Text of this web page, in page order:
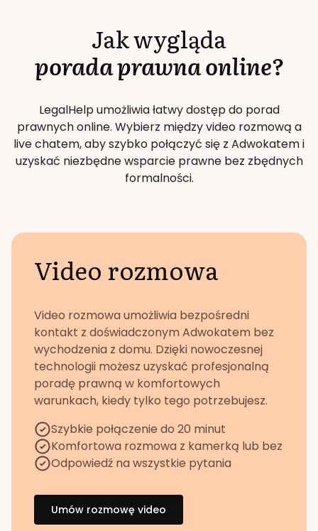
Jak wygląda
porada prawna online?
LegalHelp umożliwia łatwy dostęp do porad
prawnych online. Wybierz między video rozmową a
live chatem, aby szybko połączyć się z Adwokatem i
uzyskać niezbędne wsparcie prawne bez zbędnych
formalności.
Video rozmowa
Video rozmowa umożliwia bezpośredni
kontakt z doświadczonym Adwokatem bez
wychodzenia z domu. Dzięki nowoczesnej
technologii możesz uzyskać profesjonalną
poradę prawną w komfortowych
warunkach, kiedy tylko tego potrzebujesz.
Szybkie połączenie do 20 minut
Komfortowa rozmowa z kamerką lub bez
Odpowiedź na wszystkie pytania
Umów rozmowę video